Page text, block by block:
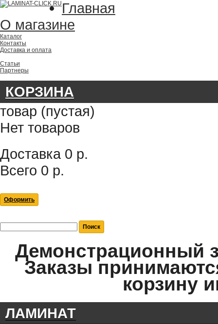
Главная
О магазине
Каталог
Контакты
Доставка и оплата
Статьи
Партнеры
КОРЗИНА
товар (пустая)
Нет товаров
Доставка 0 р.
Всего 0 р.
Оформить
Демонстрационный
Заказы
корзину
ЛАМИНАТ